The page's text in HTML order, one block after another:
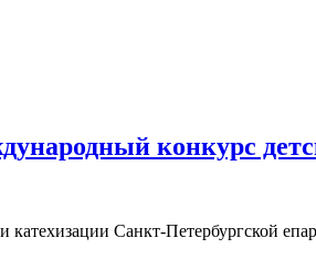
конкурс
катехизации Санкт-Петербургской